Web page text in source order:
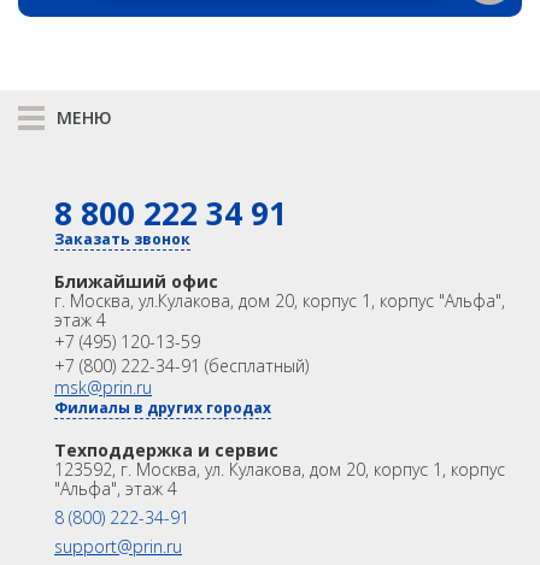
8 800 222 34 91
Заказать звонок
Ближайший офис
г. Москва, ул.Кулакова, дом 20, корпус 1, корпус "Альфа",
этаж 4
+7 (495) 120-13-59
+7 (800) 222-34-91 (бесплатный)
msk@prin.ru
Филиалы в других городах
Техподдержка и сервис
123592, г. Москва, ул. Кулакова, дом 20, корпус 1, корпус
"Альфа", этаж 4
8 (800) 222-34-91
support@prin.ru
МЕНЮ
КАТАЛОГ
GNSS
Модемы
Программы
Аксеcсуары
Распродажа
ИНФОРМАЦИЯ
Акции
Техподдержка и сервис
Университет
Партнёрам
О Компании